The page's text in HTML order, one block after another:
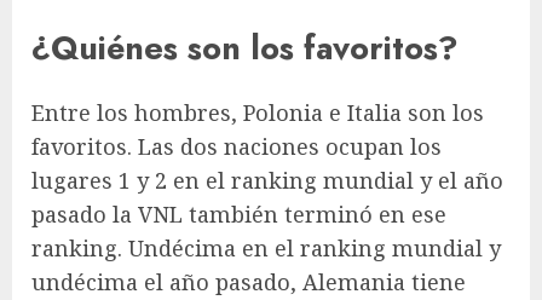
¿Quiénes son los favoritos?
Entre los hombres, Polonia e Italia son los
favoritos. Las dos naciones ocupan los
lugares 1 y 2 en el ranking mundial y el año
pasado la VNL también terminó en ese
ranking. Undécima en el ranking mundial y
undécima el año pasado, Alemania tiene